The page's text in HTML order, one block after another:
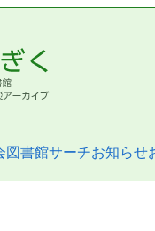
図書館サーチお知らせ